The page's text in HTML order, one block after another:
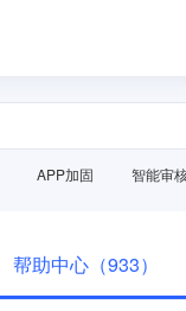
APP加固 智能审
帮助中心（933）